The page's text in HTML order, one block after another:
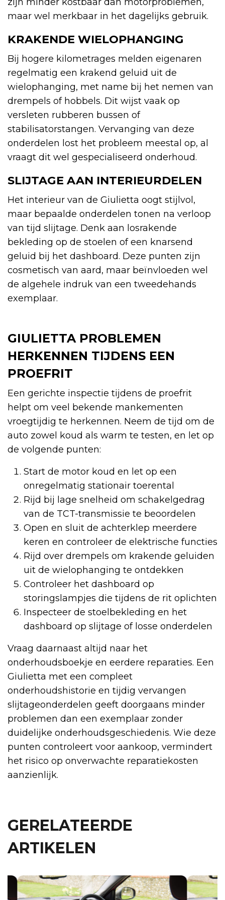
maar wel merkbaar in het dagelijks gebruik.
KRAKENDE WIELOPHANGING
Bij hogere kilometrages melden eigenaren
regelmatig een krakend geluid uit de
wielophanging, met name bij het nemen van
drempels of hobbels. Dit wijst vaak op
versleten rubberen bussen of
stabilisatorstangen. Vervanging van deze
onderdelen lost het probleem meestal op, al
vraagt dit wel gespecialiseerd onderhoud.
SLIJTAGE AAN INTERIEURDELEN
Het interieur van de Giulietta oogt stijlvol,
maar bepaalde onderdelen tonen na verloop
van tijd slijtage. Denk aan losrakende
bekleding op de stoelen of een knarsend
geluid bij het dashboard. Deze punten zijn
cosmetisch van aard, maar beïnvloeden wel
de algehele indruk van een tweedehands
exemplaar.
GIULIETTA PROBLEMEN
HERKENNEN TIJDENS EEN
PROEFRIT
Een gerichte inspectie tijdens de proefrit
helpt om veel bekende mankementen
vroegtijdig te herkennen. Neem de tijd om de
auto zowel koud als warm te testen, en let op
de volgende punten:
Start de motor koud en let op een
onregelmatig stationair toerental
Rijd bij lage snelheid om schakelgedrag
van de TCT-transmissie te beoordelen
Open en sluit de achterklep meerdere
keren en controleer de elektrische functies
Rijd over drempels om krakende geluiden
uit de wielophanging te ontdekken
Controleer het dashboard op
storingslampjes die tijdens de rit oplichten
Inspecteer de stoelbekleding en het
dashboard op slijtage of losse onderdelen
Vraag daarnaast altijd naar het
onderhoudsboekje en eerdere reparaties. Een
Giulietta met een compleet
onderhoudshistorie en tijdig vervangen
slijtageonderdelen geeft doorgaans minder
problemen dan een exemplaar zonder
duidelijke onderhoudsgeschiedenis. Wie deze
punten controleert voor aankoop, vermindert
het risico op onverwachte reparatiekosten
aanzienlijk.
GERELATEERDE
ARTIKELEN